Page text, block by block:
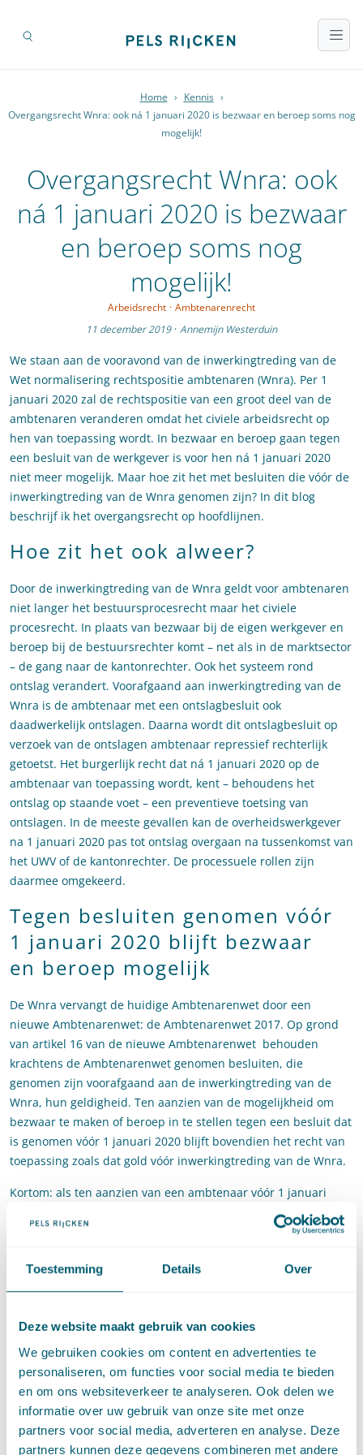
Toestemming Details Over
Deze website maakt gebruik van cookies
We gebruiken cookies om content en advertenties te
personaliseren, om functies voor social media te bieden
en om ons websiteverkeer te analyseren. Ook delen we
informatie over uw gebruik van onze site met onze
partners voor social media, adverteren en analyse. Deze
partners kunnen deze gegevens combineren met andere
Home › Kennis ›
Overgangsrecht Wnra: ook ná 1 januari 2020 is bezwaar en beroep soms nog
mogelijk!
Overgangsrecht Wnra: ook
ná 1 januari 2020 is bezwaar
en beroep soms nog
mogelijk!
Arbeidsrecht · Ambtenarenrecht
11 december 2019 · Annemijn Westerduin
We staan aan de vooravond van de inwerkingtreding van de
Wet normalisering rechtspositie ambtenaren (Wnra). Per 1
januari 2020 zal de rechtspositie van een groot deel van de
ambtenaren veranderen omdat het civiele arbeidsrecht op
hen van toepassing wordt. In bezwaar en beroep gaan tegen
een besluit van de werkgever is voor hen ná 1 januari 2020
niet meer mogelijk. Maar hoe zit het met besluiten die vóór de
inwerkingtreding van de Wnra genomen zijn? In dit blog
beschrijf ik het overgangsrecht op hoofdlijnen.
Hoe zit het ook alweer?
Door de inwerkingtreding van de Wnra geldt voor ambtenaren
niet langer het bestuursprocesrecht maar het civiele
procesrecht. In plaats van bezwaar bij de eigen werkgever en
beroep bij de bestuursrechter komt – net als in de marktsector
– de gang naar de kantonrechter. Ook het systeem rond
ontslag verandert. Voorafgaand aan inwerkingtreding van de
Wnra is de ambtenaar met een ontslagbesluit ook
daadwerkelijk ontslagen. Daarna wordt dit ontslagbesluit op
verzoek van de ontslagen ambtenaar repressief rechterlijk
getoetst. Het burgerlijk recht dat ná 1 januari 2020 op de
ambtenaar van toepassing wordt, kent – behoudens het
ontslag op staande voet – een preventieve toetsing van
ontslagen. In de meeste gevallen kan de overheidswerkgever
na 1 januari 2020 pas tot ontslag overgaan na tussenkomst van
het UWV of de kantonrechter. De processuele rollen zijn
daarmee omgekeerd.
Tegen besluiten genomen vóór
1 januari 2020 blijft bezwaar
en beroep mogelijk
De Wnra vervangt de huidige Ambtenarenwet door een
nieuwe Ambtenarenwet: de Ambtenarenwet 2017. Op grond
van artikel 16 van de nieuwe Ambtenarenwet behouden
krachtens de Ambtenarenwet genomen besluiten, die
genomen zijn voorafgaand aan de inwerkingtreding van de
Wnra, hun geldigheid. Ten aanzien van de mogelijkheid om
bezwaar te maken of beroep in te stellen tegen een besluit dat
is genomen vóór 1 januari 2020 blijft bovendien het recht van
toepassing zoals dat gold vóór inwerkingtreding van de Wnra.
Kortom: als ten aanzien van een ambtenaar vóór 1 januari
2020 een besluit wordt genomen, geldt voor het hele traject
daarna - dus bezwaar, beroep en hoger beroep - de
bestuursrecht.
genomen, kan de ambtenaar dus nog in bezwaar, beroep en
regime verandert derhalve ook niet op het moment dat het
bestuursorgaan een beslissing op bezwaar neemt ná 1 januari
2020 ten aanzien van een (primair) besluit dat is genomen
vóór 1 januari 2020. Het bestuursrecht blijft ook in dat
scenario van toepassing.